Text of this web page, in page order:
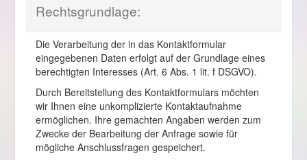
Rechtsgrundlage:
Die Verarbeitung der in das Kontaktformular
eingegebenen Daten erfolgt auf der Grundlage eines
berechtigten Interesses (Art. 6 Abs. 1 lit. f DSGVO).
Durch Bereitstellung des Kontaktformulars möchten
wir Ihnen eine unkomplizierte Kontaktaufnahme
ermöglichen. Ihre gemachten Angaben werden zum
Zwecke der Bearbeitung der Anfrage sowie für
mögliche Anschlussfragen gespeichert.